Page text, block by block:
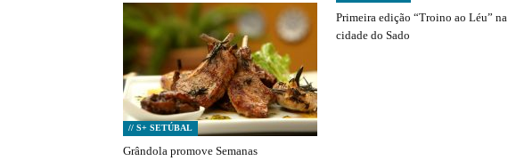
// S+ SETÚBAL
Grândola promove Semanas
Primeira edição “Troino ao Léu” na
cidade do Sado